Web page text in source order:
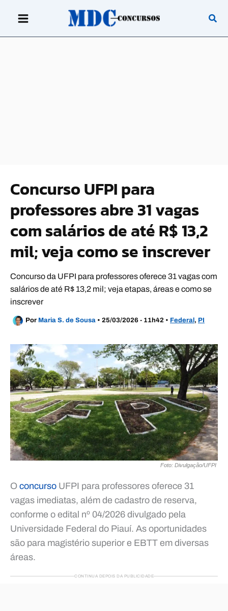
Concurso UFPI para
professores abre 31 vagas
com salários de até R$ 13,2
mil; veja como se inscrever
Concurso da UFPI para professores oferece 31 vagas com
salários de até R$ 13,2 mil; veja etapas, áreas e como se
inscrever
Por Maria S. de Sousa • 25/03/2026 - 11h42 • Federal , PI
Foto: Divulgação/UFPI
O concurso UFPI para professores oferece 31
vagas imediatas, além de cadastro de reserva,
conforme o edital nº 04/2026 divulgado pela
Universidade Federal do Piauí. As oportunidades
são para magistério superior e EBTT em diversas
áreas.
CONTINUA DEPOIS DA PUBLICIDADE